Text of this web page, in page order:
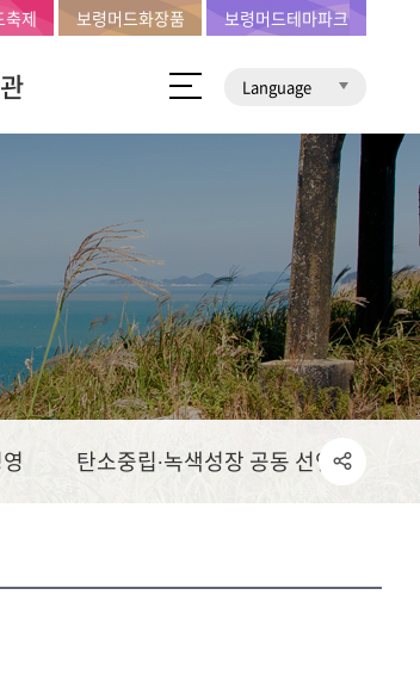
Language
축제 보령머드화장품 보령머드테마파크
탄소중립∙녹색성장 공동 선언문